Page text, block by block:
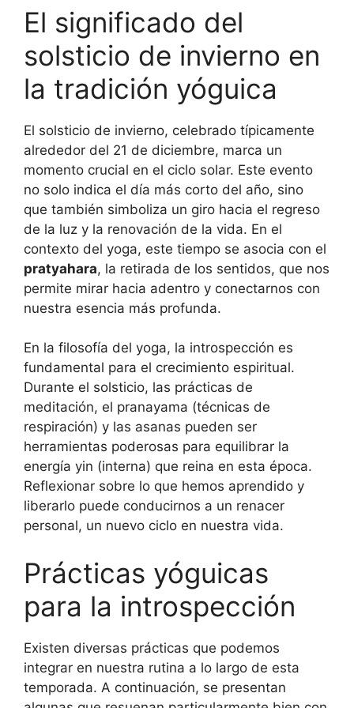
El significado del
solsticio de invierno en
la tradición yóguica
El solsticio de invierno, celebrado típicamente
alrededor del 21 de diciembre, marca un
momento crucial en el ciclo solar. Este evento
no solo indica el día más corto del año, sino
que también simboliza un giro hacia el regreso
de la luz y la renovación de la vida. En el
contexto del yoga, este tiempo se asocia con el
pratyahara, la retirada de los sentidos, que nos
permite mirar hacia adentro y conectarnos con
nuestra esencia más profunda.
En la filosofía del yoga, la introspección es
fundamental para el crecimiento espiritual.
Durante el solsticio, las prácticas de
meditación, el pranayama (técnicas de
respiración) y las asanas pueden ser
herramientas poderosas para equilibrar la
energía yin (interna) que reina en esta época.
Reflexionar sobre lo que hemos aprendido y
liberarlo puede conducirnos a un renacer
personal, un nuevo ciclo en nuestra vida.
Prácticas yóguicas
para la introspección
Existen diversas prácticas que podemos
integrar en nuestra rutina a lo largo de esta
temporada. A continuación, se presentan